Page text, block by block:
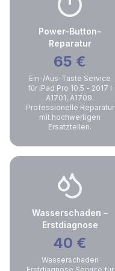
Power-Button-
Reparatur
65 €
Ein-/Aus-Taste Service
für iPad Pro 10.5 - 2017 I
A1701, A1709.
Professionelle Reparatur
mit hochwertigen
Ersatzteilen.
Wasserschaden –
Erstdiagnose
40 €
Wasserschaden